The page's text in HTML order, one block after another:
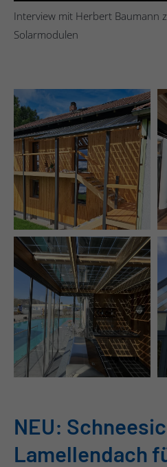
Interview mit Herbert Baumann
Solarmodulen
NEU:
Lamellendach